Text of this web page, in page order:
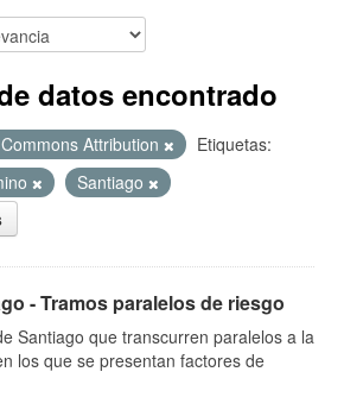
datos encontrado
Attribution
Etiquetas:
Santiago
- Tramos paralelos de riesgo
Santiago que transcurren paralelos a la
los que se presentan factores de